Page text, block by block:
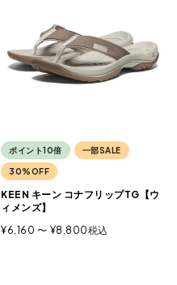
ポイント10倍 一部SALE
30%OFF
KEEN キーン コナフリップTG【ウ
ィメンズ】
¥6,160 〜 ¥8,800税込